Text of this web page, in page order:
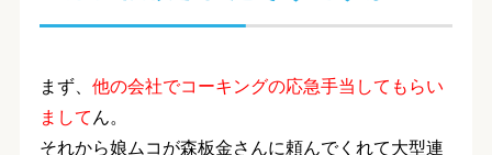
まず、 他の会社でコーキングの応急手当してもらい
まして ん。
それから娘ムコが森板金さんに頼んでくれて大型連